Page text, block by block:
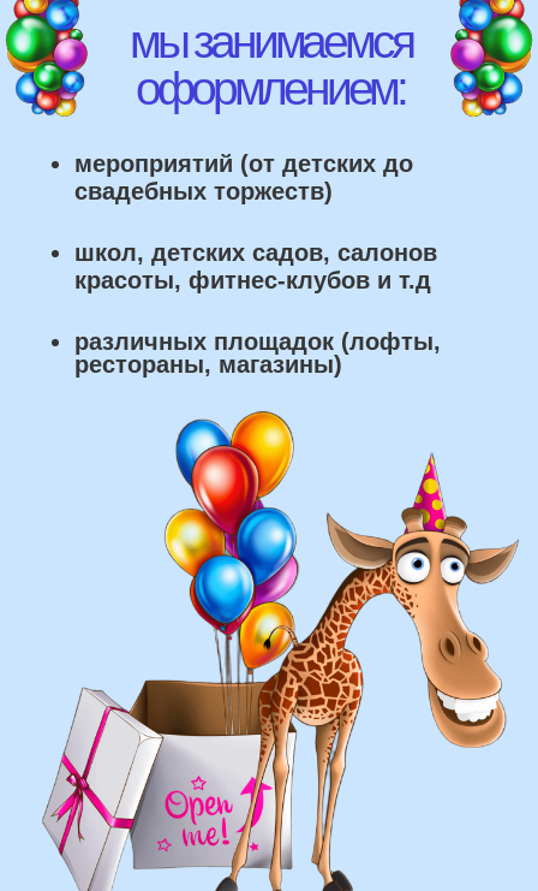
составление различных фонтанов
оформление фотозон
фигуры любой сложности
что мы умеем делать из
воздушных шаров:
Присылайте картинку, и мы с
удовольствием соберем
похожую композицию!
у вас есть фото шаров, и
вы хотите так же?